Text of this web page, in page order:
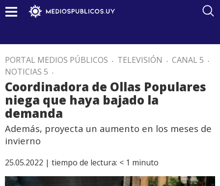
PORTAL MEDIOS PÚBLICOS . TELEVISIÓN . CANAL 5 .
NOTICIAS 5 .
Coordinadora de Ollas Populares
niega que haya bajado la
demanda
Además, proyecta un aumento en los meses de
invierno
25.05.2022 | tiempo de lectura: < 1 minuto